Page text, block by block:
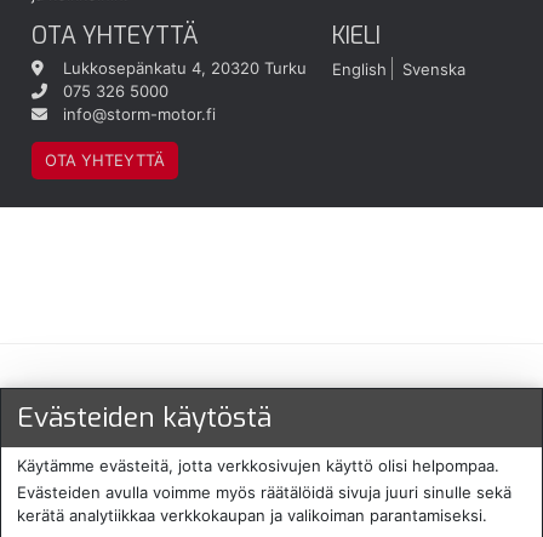
OTA YHTEYTTÄ
Lukkosepänkatu 4, 20320 Turku
075 326 5000
info@storm-motor.fi
OTA YHTEYTTÄ
KIELI
English Svenska
Maksu- ja toimitustavat
Evästeiden käytöstä
Käytämme evästeitä, jotta verkkosivujen käyttö olisi helpompaa.
Evästeiden avulla voimme myös räätälöidä sivuja juuri sinulle sekä
kerätä analytiikkaa verkkokaupan ja valikoiman parantamiseksi.